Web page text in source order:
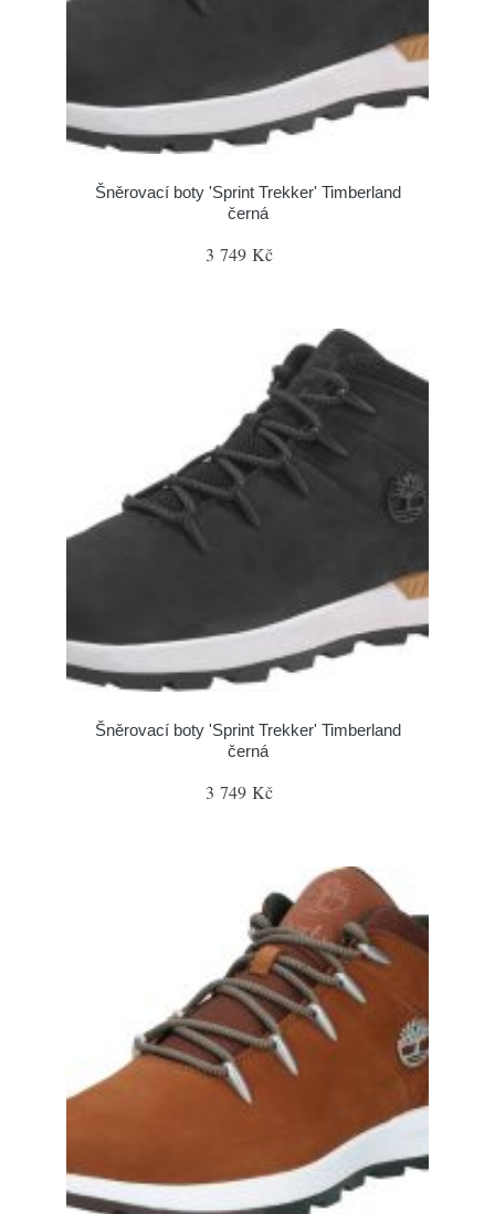
Šněrovací boty 'Sprint Trekker' Timberland
černá
3 749 Kč
Šněrovací boty 'Sprint Trekker' Timberland
černá
3 749 Kč